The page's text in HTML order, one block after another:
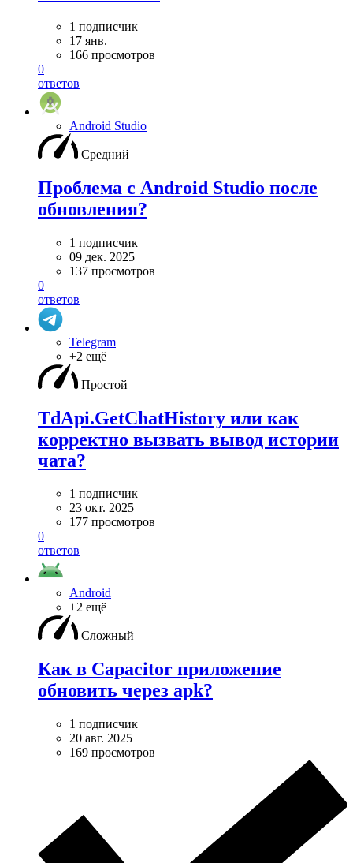
1 подписчик
17 янв.
166 просмотров
0
ответов
Android Studio
Средний
Проблема с Android Studio после
обновления?
1 подписчик
09 дек. 2025
137 просмотров
0
ответов
Telegram
+2 ещё
Простой
TdApi.GetChatHistory или как
корректно вызвать вывод истории
чата?
1 подписчик
23 окт. 2025
177 просмотров
0
ответов
Android
+2 ещё
Сложный
Как в Capacitor приложение
обновить через apk?
1 подписчик
20 авг. 2025
169 просмотров